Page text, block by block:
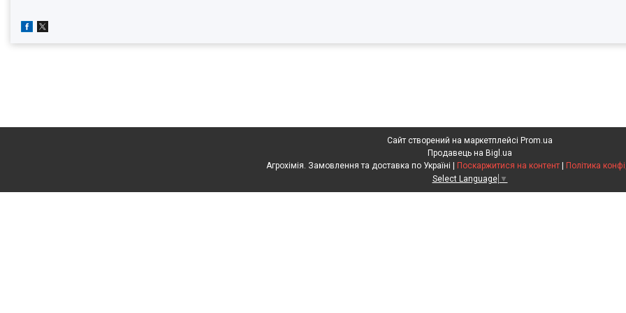
Сайт створений на маркетплейсі Prom.ua
Продавець на Bigl.ua
Поскаржитися на контент
Політика
Select Language ▼